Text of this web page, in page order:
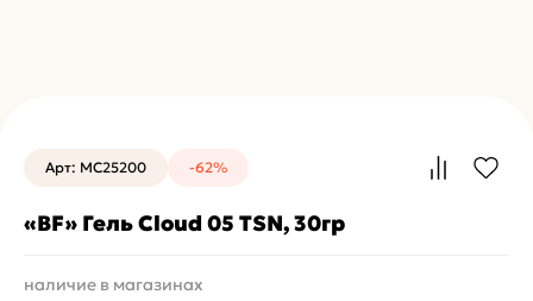
Арт: MC25200 -62%
«BF» Гель Cloud 05 TSN, 30гр
наличие в магазинах